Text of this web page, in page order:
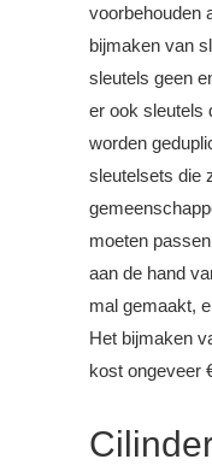
voorbehouden
bijmaken van
sleutels geen
er ook sleutels
worden
sleutelsets die
moeten
aan de hand
mal gemaakt,
Het bijmaken
kost ongeveer